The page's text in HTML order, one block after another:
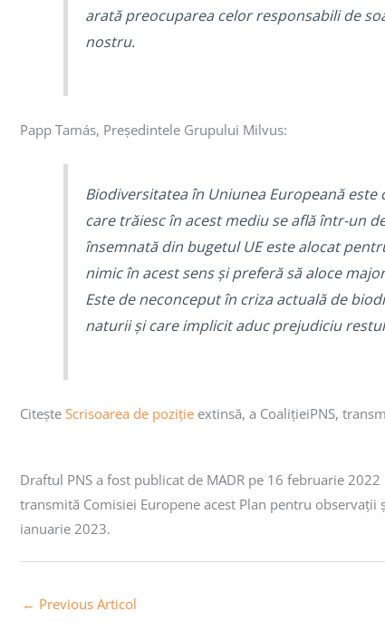
arată preocuparea celor responsabili de
nostru.
Papp Tamás, Președintele Grupului Milvus:
Biodiversitatea în Uniunea Europeană
care trăiesc în acest mediu se află într-un
însemnată din bugetul UE este alocat
nimic în acest sens și preferă să aloce
Este de neconceput în criza actuală de
naturii și care implicit aduc prejudiciu
Citește Scrisoarea de poziție extinsă, a CoalițieiPNS,
Draftul PNS a fost publicat de MADR pe 16 februarie 2022
transmită Comisiei Europene acest Plan pentru
ianuarie 2023.
← Previous Articol